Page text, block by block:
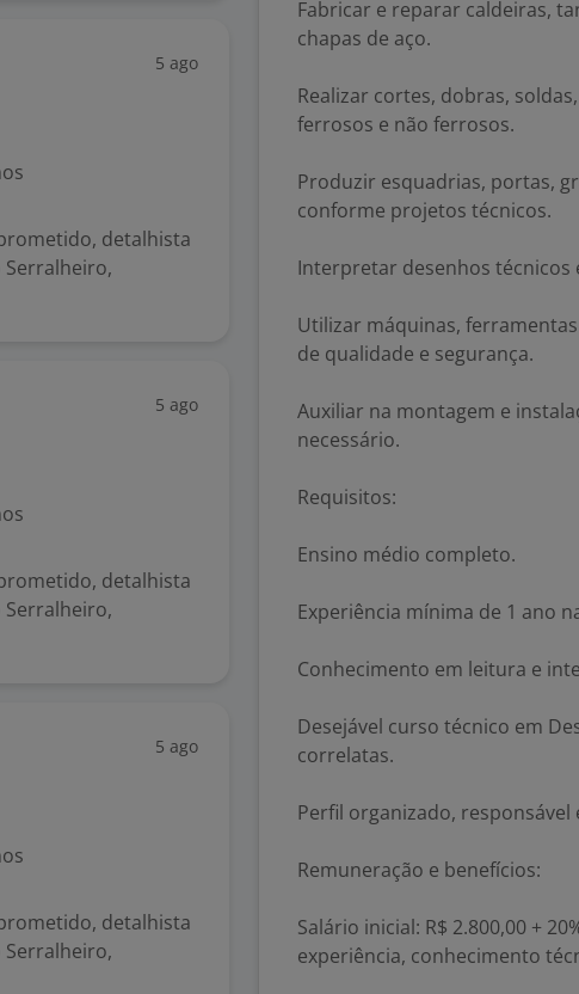
5 ago
detalhista
5 ago
detalhista
5 ago
detalhista
Fabricar e reparar caldeiras,
chapas de aço.
Realizar cortes, dobras,
ferrosos e não ferrosos.
Produzir esquadrias, portas,
conforme projetos técnicos.
Interpretar desenhos técnicos
Utilizar máquinas,
de qualidade e segurança.
Auxiliar na montagem e
necessário.
Requisitos:
Ensino médio completo.
Experiência mínima de 1 ano
Conhecimento em leitura e
Desejável curso técnico em
correlatas.
Perfil organizado,
Remuneração e benefícios:
Salário inicial: R$ 2.800,00 +
experiência, conhecimento